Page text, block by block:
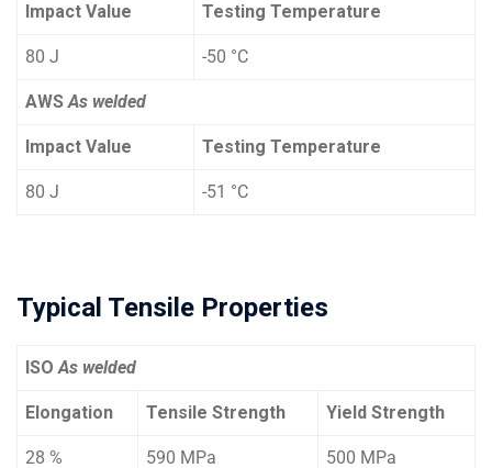
Impact Value Testing Temperature
80 J -50 °C
AWS As welded
Impact Value Testing Temperature
80 J -51 °C
Typical Tensile Properties
ISO As welded
Elongation Tensile Strength Yield Strength
28 % 590 MPa 500 MPa